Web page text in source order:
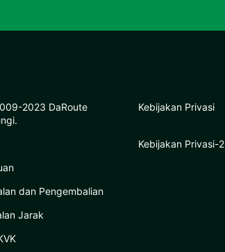
2023 DaRoute
dan Pengembalian
Jarak
Kebijakan Privasi
Kebijakan Privasi-2